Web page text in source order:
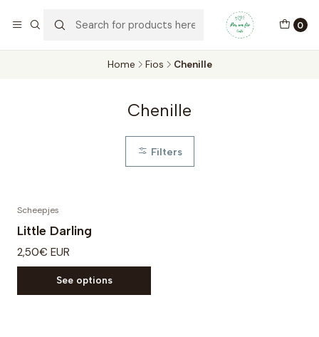
0
No concelho de Oeiras a entrega pode ser feita em mãos.
Home Fios Chenille
Chenille
Filters
Scheepjes
Little Darling
2,50€ EUR
See options